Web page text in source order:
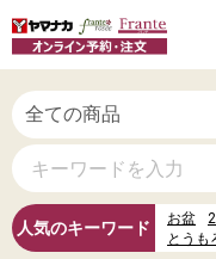
人気のキーワード お盆
とうも